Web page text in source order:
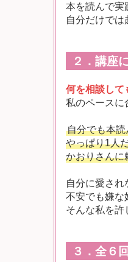
本を読んで実
自分だけでは
２．講座
何を相談して
私のペースに
自分でも本
やっぱり1人
かおりさんに
自分に愛され
不安でも嫌な
そんな私を許
３．全６